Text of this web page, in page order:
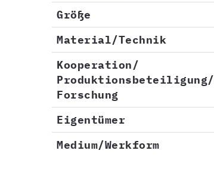
Größe
Material/Technik
Kooperation/
Produktionsbeteiligung/
Forschung
Eigentümer
Medium/Werkform